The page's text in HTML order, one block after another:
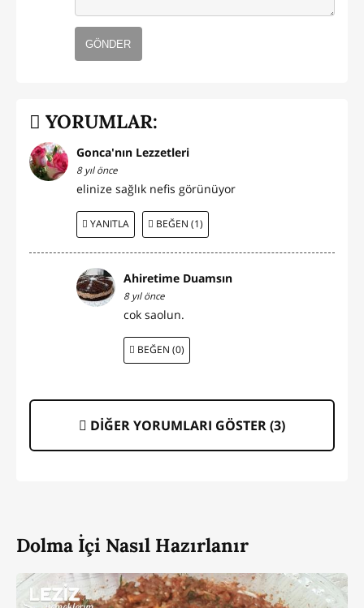
GÖNDER
YORUMLAR:
Gonca'nın Lezzetleri
8 yıl önce
elinize sağlık nefis görünüyor
YANITLA BEĞEN (1)
Ahiretime Duamsın
8 yıl önce
cok saolun.
BEĞEN (0)
DİĞER YORUMLARI GÖSTER (3)
Dolma İçi Nasıl Hazırlanır